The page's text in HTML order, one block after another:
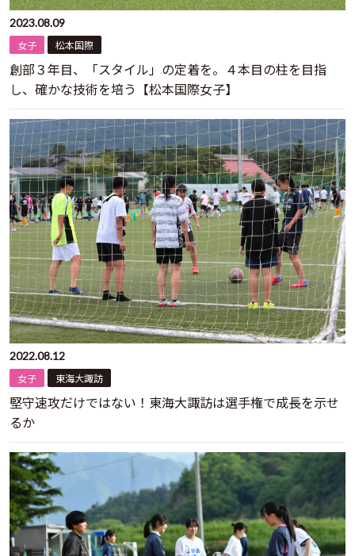
2023.08.09
女子
松本国際
創部３年目、「スタイル」の定着を。４本目の柱を目指
し、確かな技術を培う【松本国際女子】
2022.08.12
女子
東海大諏訪
堅守速攻だけではない！東海大諏訪は選手権で成長を示せ
るか